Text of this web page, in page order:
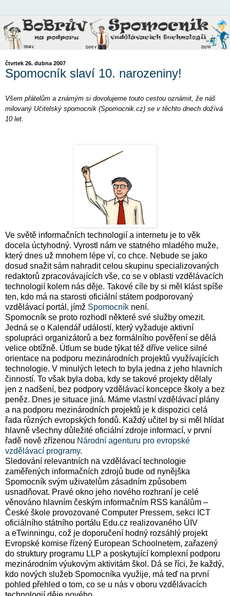
čtvrtek 26. dubna 2007
Spomocník slaví 10. narozeniny!
Všem přátelům a známým si dovolujeme touto cestou oznámit, že náš
milovaný Učitelský spomocník (Spomocnik.cz) se v těchto dnech dožívá
10 let.
Ve světě informačních technologií a internetu je to věk
docela úctyhodný. Vyrostl nám ve statného mladého muže,
který dnes už mnohem lépe ví, co chce. Nebude se jako
dosud snažit sám nahradit celou skupinu specializovaných
redaktorů zpracovávajících vše, co se v oblasti vzdělávacích
technologií kolem nás děje. Takové cíle by si měl klást spíše
ten, kdo má na starosti oficiální státem podporovaný
vzdělávací portál, jímž Spomocník není.
Spomocník se proto rozhodl některé své služby omezit.
Jedná se o Kalendář událostí, který vyžaduje aktivní
spolupráci organizátorů a bez formálního pověření se dělá
velice obtížně. Útlum se bude týkat též dříve velice silné
orientace na podporu mezinárodních projektů využívajících
technologie. V minulých letech to byla jedna z jeho hlavních
činností. To však byla doba, kdy se takové projekty dělaly
jen z nadšení, bez podpory vzdělávací koncepce školy a bez
peněz. Dnes je situace jiná. Máme vlastní vzdělávací plány
a na podporu mezinárodních projektů je k dispozici celá
řada různých evropských fondů. Každý učitel by si měl hlídat
hlavně všechny důležité oficiální zdroje informací, v první
řadě nově zřízenou Národní agenturu pro evropské
vzdělávací programy.
Sledování relevantních na vzdělávací technologie
zaměřených informačních zdrojů bude od nynějška
Spomocník svým uživatelům zásadním způsobem
usnadňovat. Pravé okno jeho nového rozhraní je celé
věnováno hlavním českým informačním RSS kanálům –
České škole provozované Computer Pressem, sekci ICT
oficiálního státního portálu Edu.cz realizovaného ÚIV
a eTwinningu, což je doporučení hodný rozsáhlý projekt
Evropské komise řízený European Schoolnetem, zařazený
do struktury programu LLP a poskytující komplexní podporu
mezinárodním výukovým aktivitám škol. Dá se říci, že každý,
kdo nových služeb Spomocníka využije, má teď na první
pohled přehled o tom, co se u nás v oboru vzdělávacích